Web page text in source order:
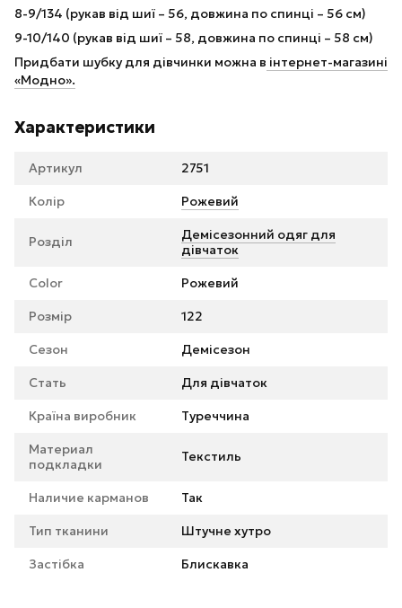
8-9/134 (рукав від шиї – 56, довжина по спинці – 56 см)
9-10/140 (рукав від шиї – 58, довжина по спинці – 58 см)
Придбати шубку для дівчинки можна в інтернет-магазині
«Модно».
Характеристики
Артикул 2751
Колір Рожевий
Розділ
Демісезонний одяг для
дівчаток
Color Рожевий
Розмір 122
Сезон Демісезон
Стать Для дівчаток
Країна виробник Туреччина
Материал
подкладки
Текстиль
Наличие карманов Так
Тип тканини Штучне хутро
Застібка Блискавка